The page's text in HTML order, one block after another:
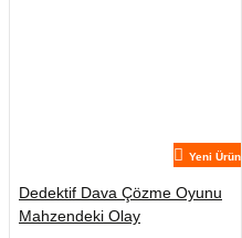
Yeni Ürün
Dedektif Dava Çözme Oyunu
Mahzendeki Olay